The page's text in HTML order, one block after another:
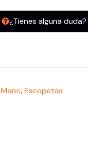
¿Tienes alguna duda?
,Escopetas